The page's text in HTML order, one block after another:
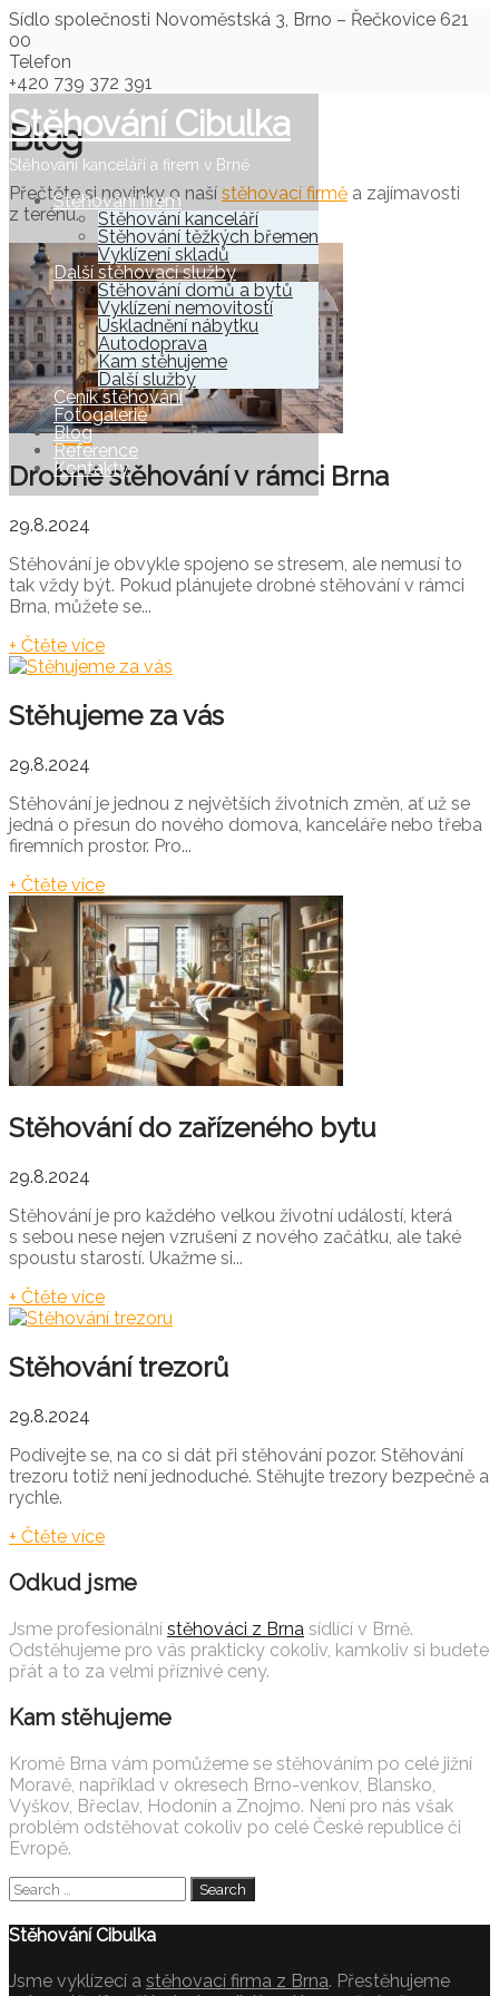
Sídlo společnosti Novoměstská 3, Brno – Řečkovice 621
00
Telefon
+420 739 372 391
Stěhování Cibulka
Stěhování kanceláří a firem v Brně
Stěhování firem
Stěhování kanceláří
Stěhování těžkých břemen
Vyklízení skladů
Další stěhovací služby
Stěhování domů a bytů
Vyklízení nemovitostí
Uskladnění nábytku
Autodoprava
Kam stěhujeme
Další služby
Ceník stěhování
Fotogalerie
Blog
Reference
Kontakty
Blog
Přečtěte si novinky o naší stěhovací firmě a zajímavosti
z terénu.
Drobné stěhování v rámci Brna
29.8.2024
Stěhování je obvykle spojeno se stresem, ale nemusí to
tak vždy být. Pokud plánujete drobné stěhování v rámci
Brna, můžete se...
+ Čtěte více
Stěhujeme za vás
29.8.2024
Stěhování je jednou z největších životních změn, ať už se
jedná o přesun do nového domova, kanceláře nebo třeba
firemních prostor. Pro...
+ Čtěte více
Stěhování do zařízeného bytu
29.8.2024
Stěhování je pro každého velkou životní událostí, která
s sebou nese nejen vzrušení z nového začátku, ale také
spoustu starostí. Ukažme si...
+ Čtěte více
Stěhování trezorů
29.8.2024
Podívejte se, na co si dát při stěhování pozor. Stěhování
trezoru totiž není jednoduché. Stěhujte trezory bezpečně a
rychle.
+ Čtěte více
Odkud jsme
Jsme profesionální stěhováci z Brna sídlící v Brně.
Odstěhujeme pro vás prakticky cokoliv, kamkoliv si budete
přát a to za velmi příznivé ceny.
Kam stěhujeme
Kromě Brna vám pomůžeme se stěhováním po celé jižní
Moravě, například v okresech Brno-venkov, Blansko,
Vyškov, Břeclav, Hodonín a Znojmo. Není pro nás však
problém odstěhovat cokoliv po celé České republice či
Evropě.
Stěhování Cibulka
Jsme vyklízecí a stěhovací firma z Brna. Přestěhujeme